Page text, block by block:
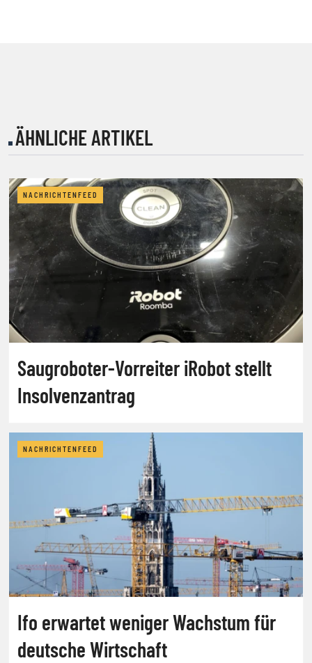
ÄHNLICHE ARTIKEL
NACHRICHTENFEED
Saugroboter-Vorreiter iRobot stellt
Insolvenzantrag
NACHRICHTENFEED
Ifo erwartet weniger Wachstum für
deutsche Wirtschaft